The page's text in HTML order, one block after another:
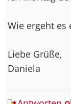
Wie ergeht es
Liebe Grüße,
Daniela